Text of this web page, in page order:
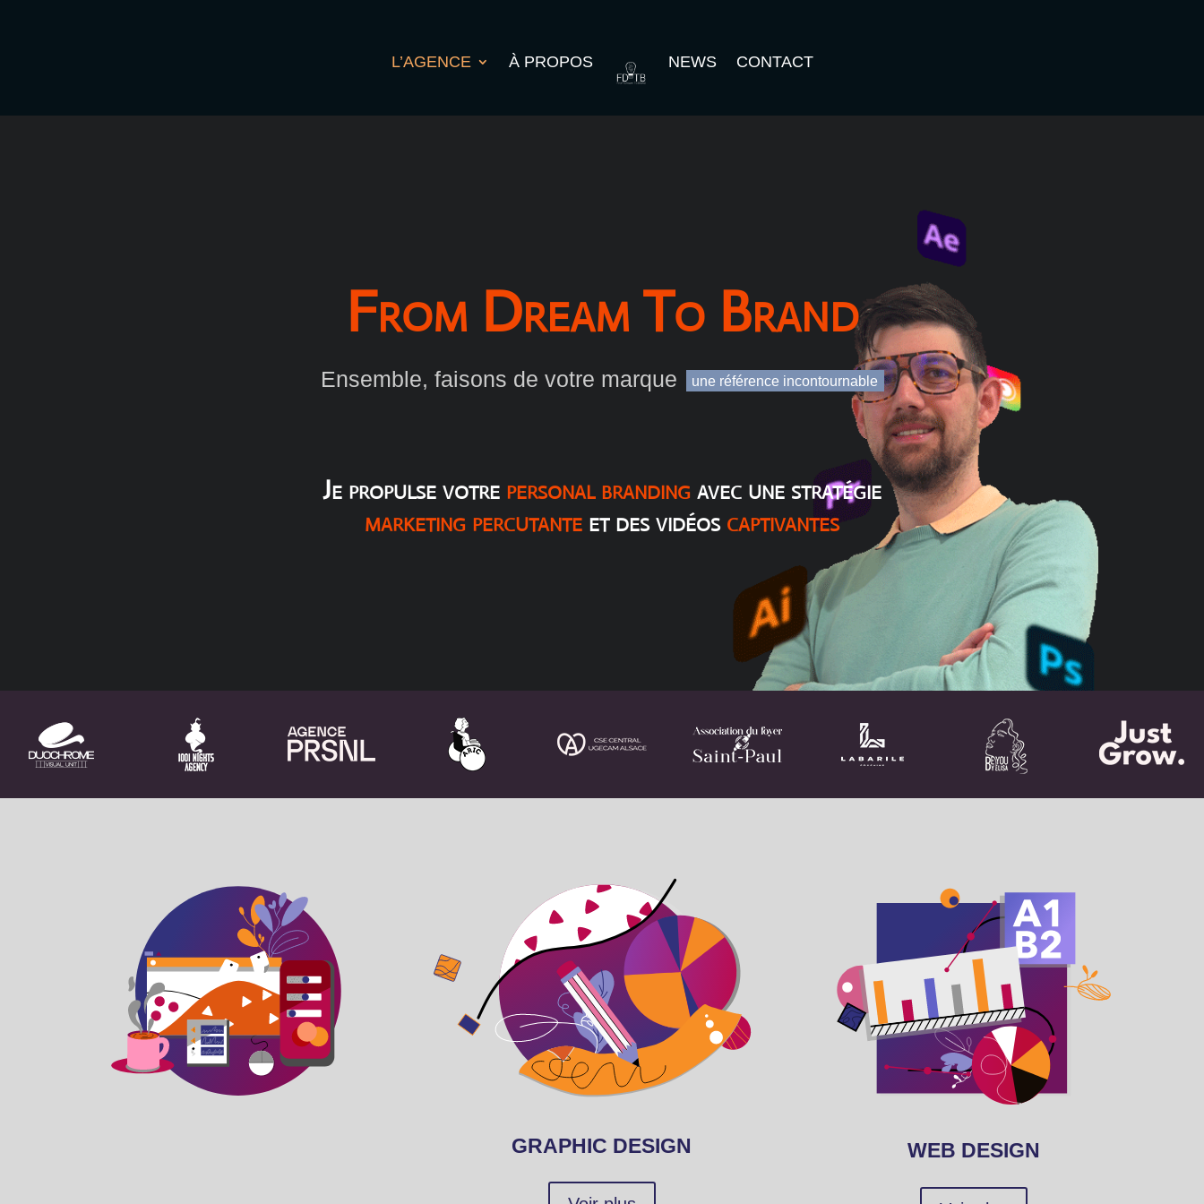
L’AGENCE À PROPOS NEWS CONTACT
From Dream To Brand
Ensemble, faisons de votre marque une référence incontournable
Je propulse votre personal brandingavec une stratégie
marketing percutante et des vidéos captivantes
GRAPHIC DESIGN WEB DESIGN